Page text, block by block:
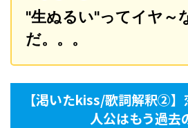
"生ぬるい"ってイヤ～
だ。。。
【渇いたkiss/歌詞解釈②】
人公はもう過去